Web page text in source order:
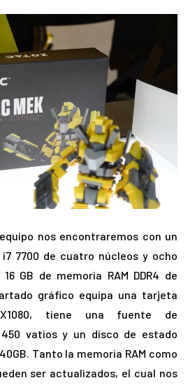
nos encontraremos con un
7700 de cuatro núcleos y ocho
GB de memoria RAM DDR4 de
gráfico equipa una tarjeta
tiene una fuente de
vatios y un disco de estado
Tanto la memoria RAM como
ser actualizados, el cual nos